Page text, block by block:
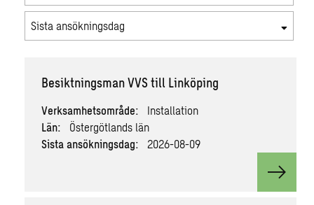
Sista ansökningsdag
Besiktningsman VVS till Linköping
Verksamhetsområde:
Installation
Län:
Östergötlands län
Sista ansökningsdag:
2026-08-09
View